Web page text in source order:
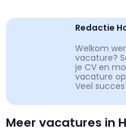
Redactie
Welkom
vacature?
je CV en
vacature
Veel succes!
Meer vacatures in